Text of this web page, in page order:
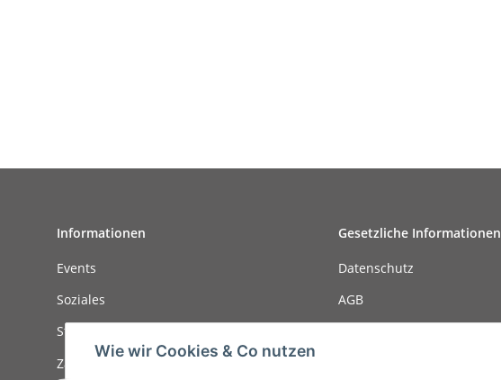
Informationen
Events
Soziales
Stellenanzeigen
Zahlungsmöglichkeiten
Gesetzliche Informationen
Datenschutz
AGB
Wie wir Cookies & Co nutzen